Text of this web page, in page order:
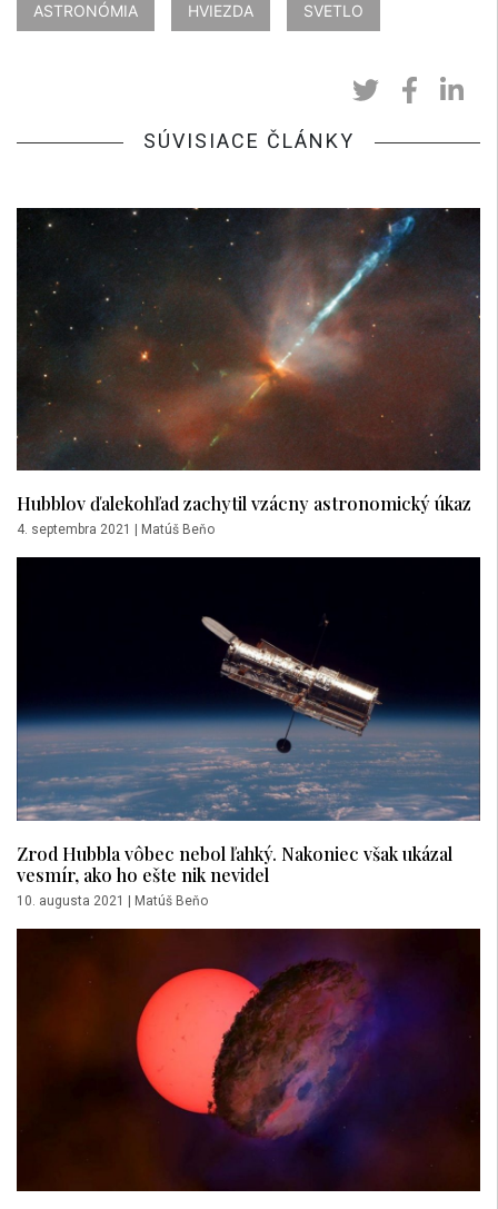
ASTRONÓMIA HVIEZDA SVETLO
SÚVISIACE ČLÁNKY
Hubblov ďalekohľad zachytil vzácny astronomický úkaz
4. septembra 2021 Matúš Beňo
Zrod Hubbla vôbec nebol ľahký. Nakoniec však ukázal
vesmír, ako ho ešte nik nevidel
10. augusta 2021 | Matúš Beňo